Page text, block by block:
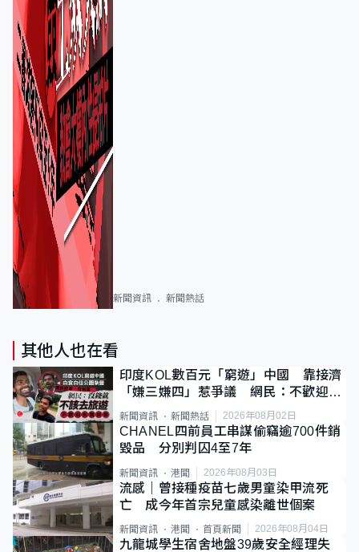
新聞資訊 新聞熱話
其他人也在看
印度KOL數百元「窮遊」中國 靠接濟
「嫌三嫌四」惹爭議 網民：不歡迎劣
質旅客
新聞資訊 新聞熱話 2026年08月02日
CHANEL四前員工串謀偷竊逾700件銷
毀品 分別判囚4至7年
新聞資訊 港聞 2026年08月03日
流感｜曾接種疫苗七歲男童染甲流死
亡 成今年首宗兒童感染離世個案
新聞資訊 港聞 首頁新聞 2026年08月04日
九龍城學生宿舍地盤39歲安全經理失